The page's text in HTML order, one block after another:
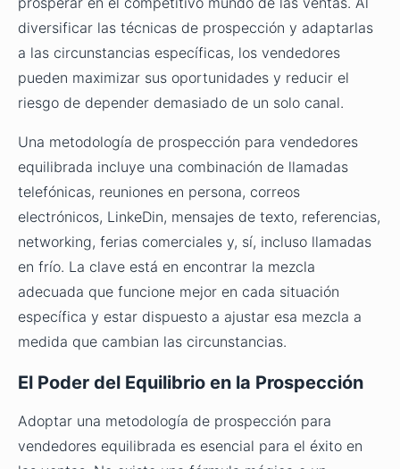
diversificar las técnicas de prospección y adaptarlas
a las circunstancias específicas, los vendedores
pueden maximizar sus oportunidades y reducir el
riesgo de depender demasiado de un solo canal.
Una metodología de prospección para vendedores
equilibrada incluye una combinación de llamadas
telefónicas, reuniones en persona, correos
electrónicos, LinkeDin, mensajes de texto, referencias,
networking, ferias comerciales y, sí, incluso llamadas
en frío. La clave está en encontrar la mezcla
adecuada que funcione mejor en cada situación
específica y estar dispuesto a ajustar esa mezcla a
medida que cambian las circunstancias.
El Poder del Equilibrio en la Prospección
Adoptar una metodología de prospección para
vendedores equilibrada es esencial para el éxito en